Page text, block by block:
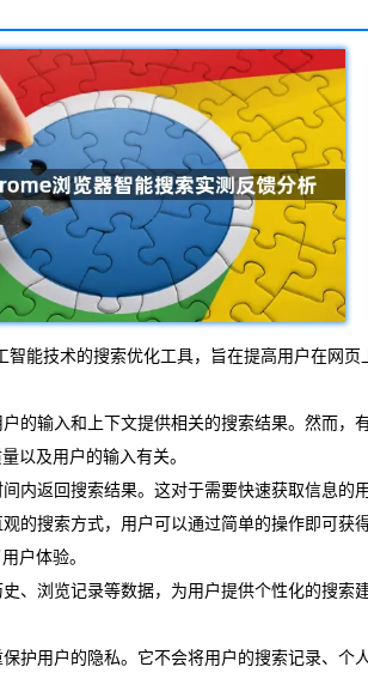
智能技术的搜索优化工具，旨在提高用户在网
的输入和上下文提供相关的搜索结果。然而，
以及用户的输入有关。
内返回搜索结果。这对于需要快速获取信息的
的搜索方式，用户可以通过简单的操作即可获
户体验。
、浏览记录等数据，为用户提供个性化的搜索
护用户的隐私。它不会将用户的搜索记录、个